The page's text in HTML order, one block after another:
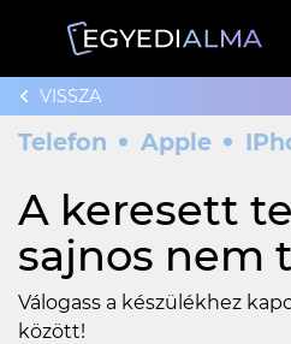
VISSZA
Telefon Apple
A keresett
sajnos nem
Válogass a készülékhez
között!